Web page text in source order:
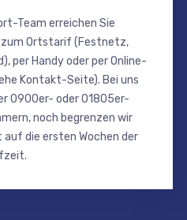
Team erreichen Sie
Ortstarif (Festnetz,
per Handy oder per Online-
Kontakt-Seite). Bei uns
0900er- oder 01805er-
noch begrenzen wir
auf die ersten Wochen der